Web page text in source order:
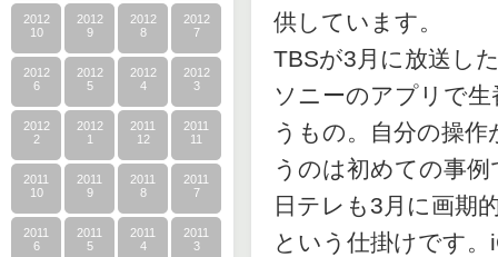
2012
10
2012
9
2012
8
2012
7
2012
6
2012
5
2012
4
2012
3
2012
2
2012
1
2011
12
2011
11
2011
10
2011
9
2011
8
2011
7
2011
6
2011
5
2011
4
2011
3
供しています。
TBSが3月に放送し
ソニーのアプリで
うもの。自分の操
うのは初めての事
日テレも3月に画期
という仕掛けです